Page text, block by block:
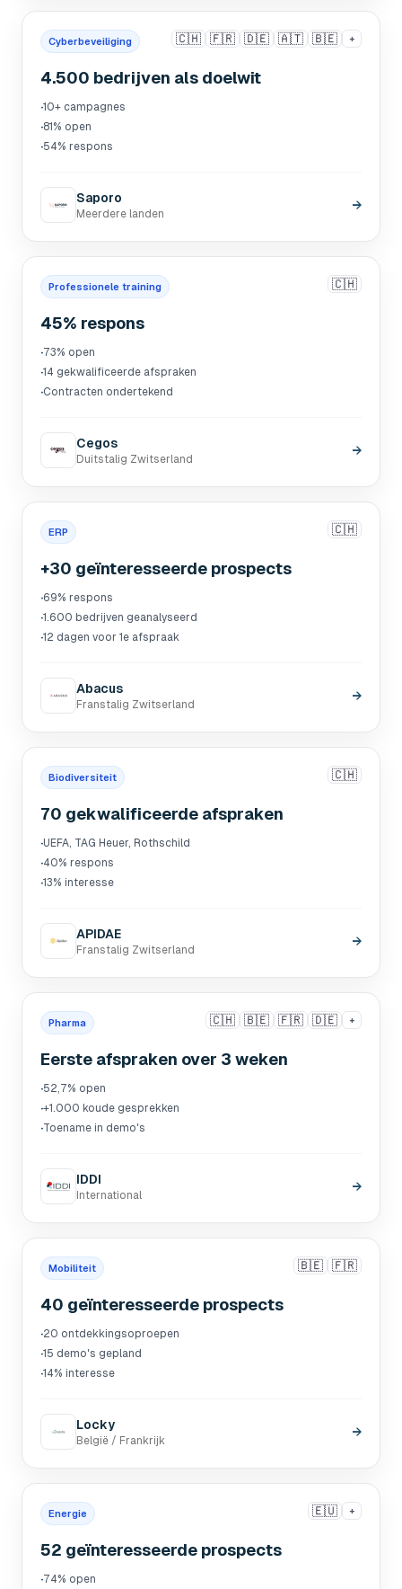
Cyberbeveiliging 🇨🇭 🇫🇷 🇩🇪 🇦🇹 🇧🇪 +
4.500 bedrijven als doelwit
·10+ campagnes
·81% open
·54% respons
Saporo
Meerdere landen
→
Professionele training 🇨🇭
45% respons
·73% open
·14 gekwalificeerde afspraken
·Contracten ondertekend
Cegos
Duitstalig Zwitserland
→
ERP 🇨🇭
+30 geïnteresseerde prospects
·69% respons
·1.600 bedrijven geanalyseerd
·12 dagen voor 1e afspraak
Abacus
Franstalig Zwitserland
→
Biodiversiteit 🇨🇭
70 gekwalificeerde afspraken
·UEFA, TAG Heuer, Rothschild
·40% respons
·13% interesse
APIDAE
Franstalig Zwitserland
→
Pharma 🇨🇭 🇧🇪 🇫🇷 🇩🇪 +
Eerste afspraken over 3 weken
·52,7% open
·+1.000 koude gesprekken
·Toename in demo's
IDDI
International
→
Mobiliteit 🇧🇪 🇫🇷
40 geïnteresseerde prospects
·20 ontdekkingsoproepen
·15 demo's gepland
·14% interesse
Locky
België / Frankrijk
→
Energie 🇪🇺 +
52 geïnteresseerde prospects
·74% open